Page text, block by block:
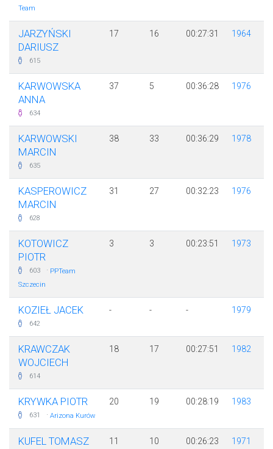
Team
JARZYŃSKI
DARIUSZ
615
17 16 00:27:31 1964
KARWOWSKA
ANNA
634
37 5 00:36:28 1976
KARWOWSKI
MARCIN
635
38 33 00:36:29 1978
KASPEROWICZ
MARCIN
628
31 27 00:32:23 1976
KOTOWICZ
PIOTR
603 · PPTeam
Szczecin
3 3 00:23:51 1973
KOZIEŁ JACEK
642
- - - 1979
KRAWCZAK
WOJCIECH
614
18 17 00:27:51 1982
KRYWKA PIOTR
631 · Arizona Kurów
20 19 00:28:19 1983
KUFEL TOMASZ 11 10 00:26:23 1971